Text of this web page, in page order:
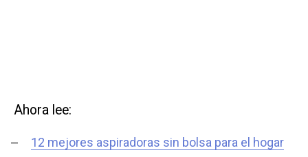
Ahora lee:
12 mejores aspiradoras sin bolsa para el hogar